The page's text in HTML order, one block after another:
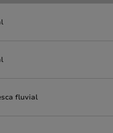
fluvial